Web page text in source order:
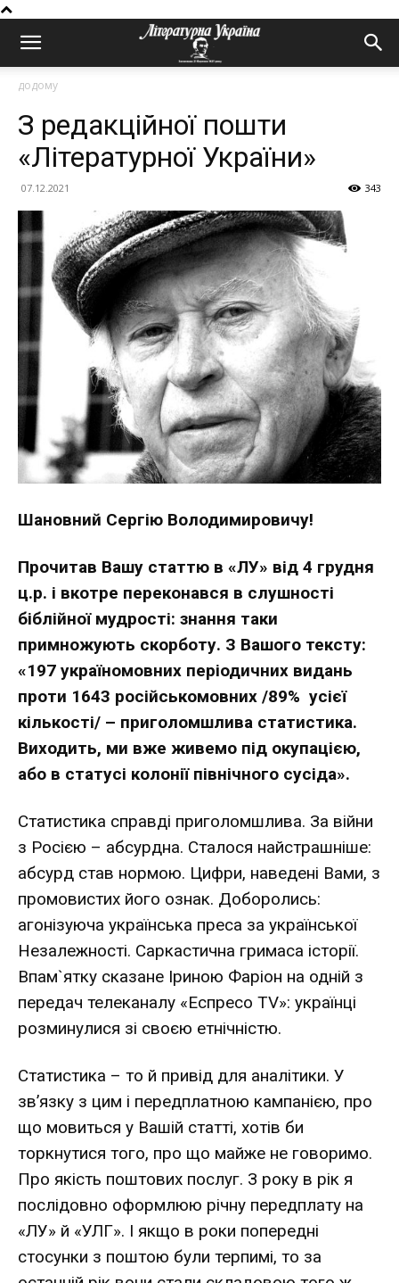
додому
З редакційної пошти
«Літературної України»
07.12.2021 343
Шановний Сергію Володимировичу!
Прочитав Вашу статтю в «ЛУ» від 4 грудня
ц.р. і вкотре переконався в слушності
біблійної мудрості: знання таки
примножують скорботу. З Вашого тексту:
«197 україномовних періодичних видань
проти 1643 російськомовних /89% усієї
кількості/ – приголомшлива статистика.
Виходить, ми вже живемо під окупацією,
або в статусі колонії північного сусіда».
Статистика справді приголомшлива. За війни
з Росією – абсурдна. Сталося найстрашніше:
абсурд став нормою. Цифри, наведені Вами, з
промовистих його ознак. Доборолись:
агонізуюча українська преса за української
Незалежності. Саркастична гримаса історії.
Впам`ятку сказане Іриною Фаріон на одній з
передач телеканалу «Еспресо TV»: українці
розминулися зі своєю етнічністю.
Статистика – то й привід для аналітики. У
зв’язку з цим і передплатною кампанією, про
що мовиться у Вашій статті, хотів би
торкнутися того, про що майже не говоримо.
Про якість поштових послуг. З року в рік я
послідовно оформлюю річну передплату на
«ЛУ» й «УЛГ». І якщо в роки попередні
стосунки з поштою були терпимі, то за